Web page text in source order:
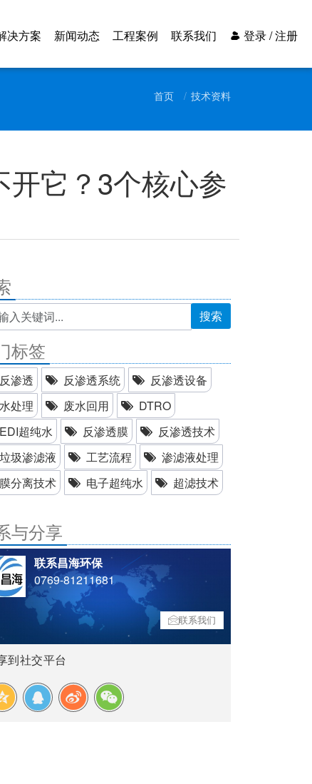
决方案 新闻动态 工程案例 联系我们 登录 / 注册
首页 技术资料
它？3个核心参
搜索
标签
反渗透 反渗透系统
反渗透设备
水处理
废水回用
DTRO
EDI超纯水
反渗透膜
反渗透技术
垃圾渗滤液
工艺流程
渗滤液处理
膜分离技术
电子超纯水 超滤技术
与分享
联系昌海环保
0769-81211681
联系我们
到社交平台